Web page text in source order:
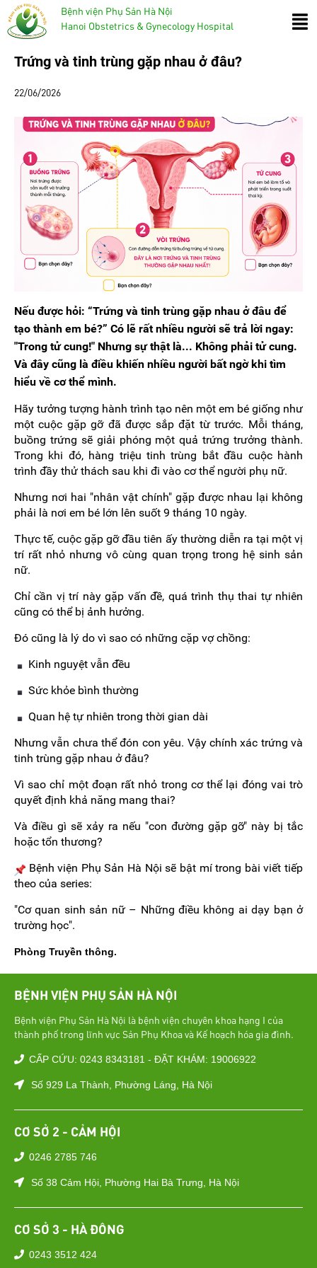
Bệnh viện Phụ Sản Hà Nội
Hanoi Obstetrics & Gynecology Hospital
Trứng và tinh trùng gặp nhau ở đâu?
22/06/2026
Nếu được hỏi: “Trứng và tinh trùng gặp nhau ở đâu để
tạo thành em bé?” Có lẽ rất nhiều người sẽ trả lời ngay:
"Trong tử cung!" Nhưng sự thật là... Không phải tử cung.
Và đây cũng là điều khiến nhiều người bất ngờ khi tìm
hiểu về cơ thể mình.
Hãy tưởng tượng hành trình tạo nên một em bé giống như
một cuộc gặp gỡ đã được sắp đặt từ trước. Mỗi tháng,
buồng trứng sẽ giải phóng một quả trứng trưởng thành.
Trong khi đó, hàng triệu tinh trùng bắt đầu cuộc hành
trình đầy thử thách sau khi đi vào cơ thể người phụ nữ.
Nhưng nơi hai "nhân vật chính" gặp được nhau lại không
phải là nơi em bé lớn lên suốt 9 tháng 10 ngày.
Thực tế, cuộc gặp gỡ đầu tiên ấy thường diễn ra tại một vị
trí rất nhỏ nhưng vô cùng quan trọng trong hệ sinh sản
nữ.
Chỉ cần vị trí này gặp vấn đề, quá trình thụ thai tự nhiên
cũng có thể bị ảnh hưởng.
Đó cũng là lý do vì sao có những cặp vợ chồng:
Kinh nguyệt vẫn đều
Sức khỏe bình thường
Quan hệ tự nhiên trong thời gian dài
Nhưng vẫn chưa thể đón con yêu. Vậy chính xác trứng và
tinh trùng gặp nhau ở đâu?
Vì sao chỉ một đoạn rất nhỏ trong cơ thể lại đóng vai trò
quyết định khả năng mang thai?
Và điều gì sẽ xảy ra nếu "con đường gặp gỡ" này bị tắc
hoặc tổn thương?
Bệnh viện Phụ Sản Hà Nội sẽ bật mí trong bài viết tiếp
theo của series:
"Cơ quan sinh sản nữ – Những điều không ai dạy bạn ở
trường học".
Phòng Truyền thông.
BỆNH VIỆN PHỤ SẢN HÀ NỘI
Bệnh viện Phụ Sản Hà Nội là bệnh viện chuyên khoa hạng I của
thành phố trong lĩnh vực Sản Phụ Khoa và Kế hoạch hóa gia đình.
CẤP CỨU: 0243 8343181 - ĐẶT KHÁM: 19006922
Số 929 La Thành, Phường Láng, Hà Nội
CƠ SỞ 2 - CẢM HỘI
0246 2785 746
Số 38 Cảm Hội, Phường Hai Bà Trưng, Hà Nội
CƠ SỞ 3 - HÀ ĐÔNG
0243 3512 424